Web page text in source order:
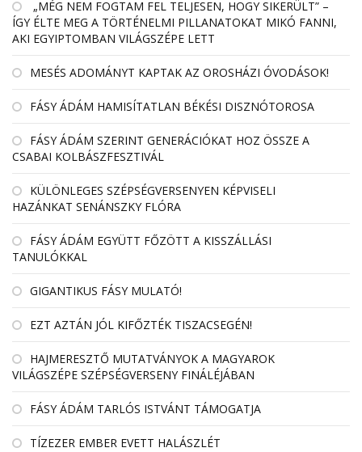
„MÉG NEM FOGTAM FEL TELJESEN, HOGY SIKERÜLT” –
ÍGY ÉLTE MEG A TÖRTÉNELMI PILLANATOKAT MIKÓ FANNI,
AKI EGYIPTOMBAN VILÁGSZÉPE LETT
MESÉS ADOMÁNYT KAPTAK AZ OROSHÁZI ÓVODÁSOK!
FÁSY ÁDÁM HAMISÍTATLAN BÉKÉSI DISZNÓTOROSA
FÁSY ÁDÁM SZERINT GENERÁCIÓKAT HOZ ÖSSZE A
CSABAI KOLBÁSZFESZTIVÁL
KÜLÖNLEGES SZÉPSÉGVERSENYEN KÉPVISELI
HAZÁNKAT SENÁNSZKY FLÓRA
FÁSY ÁDÁM EGYÜTT FŐZÖTT A KISSZÁLLÁSI
TANULÓKKAL
GIGANTIKUS FÁSY MULATÓ!
EZT AZTÁN JÓL KIFŐZTÉK TISZACSEGÉN!
HAJMERESZTŐ MUTATVÁNYOK A MAGYAROK
VILÁGSZÉPE SZÉPSÉGVERSENY FINÁLÉJÁBAN
FÁSY ÁDÁM TARLÓS ISTVÁNT TÁMOGATJA
TÍZEZER EMBER EVETT HALÁSZLÉT